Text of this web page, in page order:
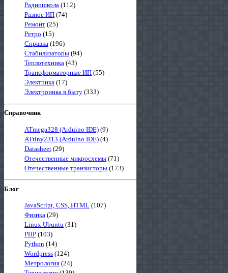
Радиошкола (112)
Разное ИП (74)
Ремонт (25)
Ретро (15)
Справка (196)
Стабилизаторы (94)
Теплотехника (43)
Трансформаторные ИП (55)
Электрика (17)
Электроника в быту (333)
Справочник
ATmega328 (Arduino IDE) (9)
ATtiny2313 (Arduino IDE) (4)
Datasheet (29)
Отечественные микросхемы (71)
Отечественные транзисторы (173)
Блог
JavaScript, CSS, HTML (107)
Физика (29)
Linux Ubuntu (31)
PHP (103)
Python (14)
Wordpress (124)
Метрология (24)